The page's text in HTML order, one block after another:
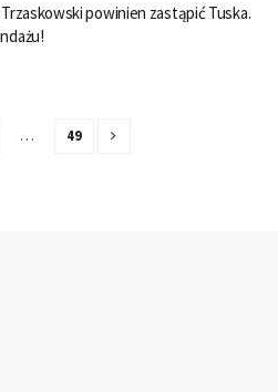
powinien zastąpić Tuska.
… 49